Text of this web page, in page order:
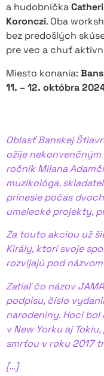
a hudobníčka
Koronczi. Oba
bez predošlých
pre vec a chuť
Miesto konania:
11. – 12. októbra
Oblasť Banskej
ožije nekonvenčným
ročník Milana
muzikológa,
prinesie počas
umelecké projekty,
Za touto akciou už
Király, ktorí svoje
rozvíjajú pod
Zatiaľ čo názov
podpisu, číslo
narodeniny. Hoci
v New Yorku aj
smrťou v roku 2017
[…]